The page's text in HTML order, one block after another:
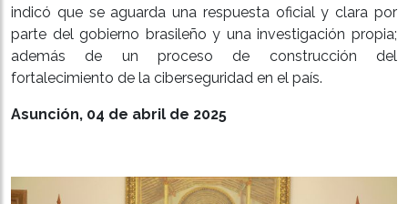
indicó que se aguarda una respuesta oficial y clara por
parte del gobierno brasileño y una investigación propia;
además de un proceso de construcción del
fortalecimiento de la ciberseguridad en el país.
Asunción, 04 de abril de 2025